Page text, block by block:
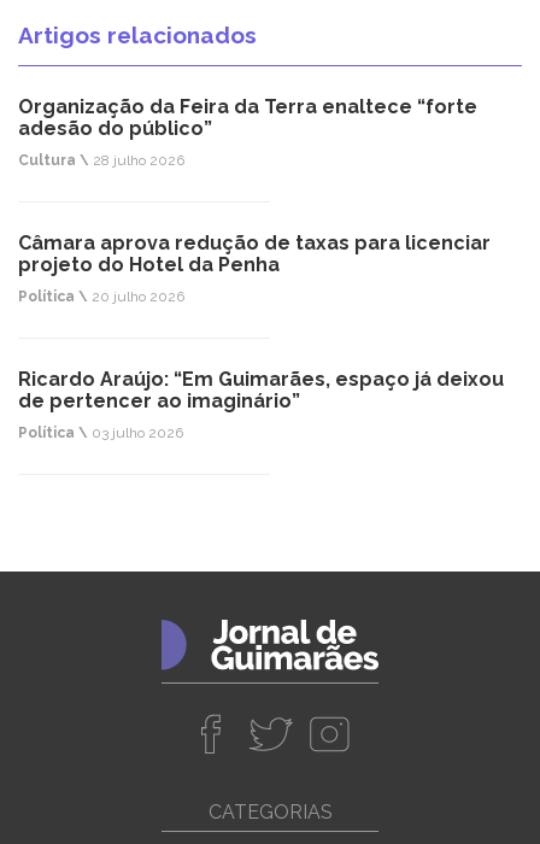
Artigos relacionados
Organização da Feira da Terra enaltece “forte
adesão do público”
Cultura \ 28 julho 2026
Câmara aprova redução de taxas para licenciar
projeto do Hotel da Penha
Política \ 20 julho 2026
Ricardo Araújo: “Em Guimarães, espaço já deixou
de pertencer ao imaginário”
Política \ 03 julho 2026
CATEGORIAS